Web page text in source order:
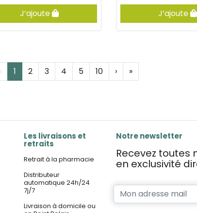
J’ajoute J’ajoute
‹ 1 2 3 4 5 10 › »
Les livraisons et
retraits
Retrait à la pharmacie
Distributeur
automatique 24h/24
7j/7
Livraison à domicile ou
Notre newsletter
Recevez toutes
en exclusivité